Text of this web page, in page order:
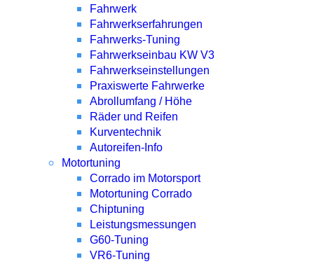
Fahrwerk
Fahrwerkserfahrungen
Fahrwerks-Tuning
Fahrwerkseinbau KW V3
Fahrwerkseinstellungen
Praxiswerte Fahrwerke
Abrollumfang / Höhe
Räder und Reifen
Kurventechnik
Autoreifen-Info
Motortuning
Corrado im Motorsport
Motortuning Corrado
Chiptuning
Leistungsmessungen
G60-Tuning
VR6-Tuning